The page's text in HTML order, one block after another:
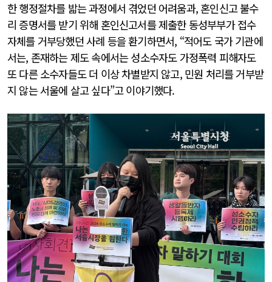
한 행정절차를 밟는 과정에서 겪었던 어려움과, 혼인신고 불수
리 증명서를 받기 위해 혼인신고서를 제출한 동성부부가 접수
자체를 거부당했던 사례 등을 환기하면서, “적어도 국가 기관에
서는, 존재하는 제도 속에서는 성소수자도 가정폭력 피해자도
또 다른 소수자들도 더 이상 차별받지 않고, 민원 처리를 거부받
지 않는 서울에 살고 싶다”고 이야기했다.